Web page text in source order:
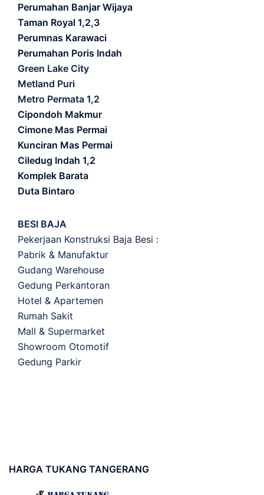
Perumahan Banjar Wijaya
Taman Royal 1,2,3
Perumnas Karawaci
Perumahan Poris Indah
Green Lake City
Metland Puri
Metro Permata 1,2
Cipondoh Makmur
Cimone Mas Permai
Kunciran Mas Permai
Ciledug Indah 1,2
Komplek Barata
Duta Bintaro
BESI BAJA
Pekerjaan Konstruksi Baja Besi :
Pabrik & Manufaktur
Gudang Warehouse
Gedung Perkantoran
Hotel & Apartemen
Rumah Sakit
Mall & Supermarket
Showroom Otomotif
Gedung Parkir
HARGA TUKANG TANGERANG